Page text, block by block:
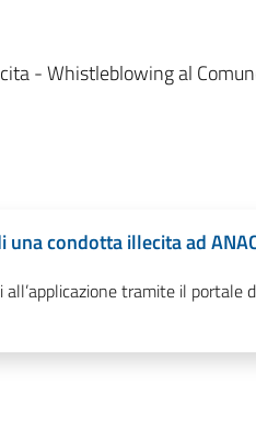
- Whistleblowing al
condotta illecita ad
tramite il portale